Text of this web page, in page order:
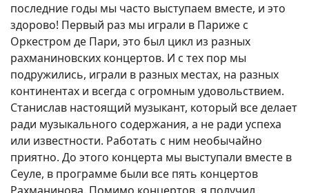
последние годы мы часто выступаем вместе, и это
здорово! Первый раз мы играли в Париже с
Оркестром де Пари, это был цикл из разных
рахманиновских концертов. И с тех пор мы
подружились, играли в разных местах, на разных
континентах и всегда с огромным удовольствием.
Станислав настоящий музыкант, который все делает
ради музыкального содержания, а не ради успеха
или известности. Работать с ним необычайно
приятно. До этого концерта мы выступали вместе в
Сеуле, в программе были все пять концертов